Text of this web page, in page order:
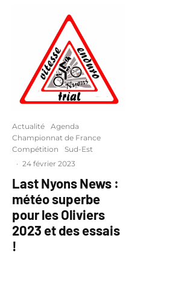
Actualité
Agenda
Championnat de France
Compétition
Sud-Est
· 24 février 2023
Last Nyons News :
météo superbe
pour les Oliviers
2023 et des essais
!